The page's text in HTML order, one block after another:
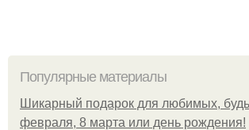
Популярные материалы
Шикарный подарок для любимых,
февраля, 8 марта или день рождения!